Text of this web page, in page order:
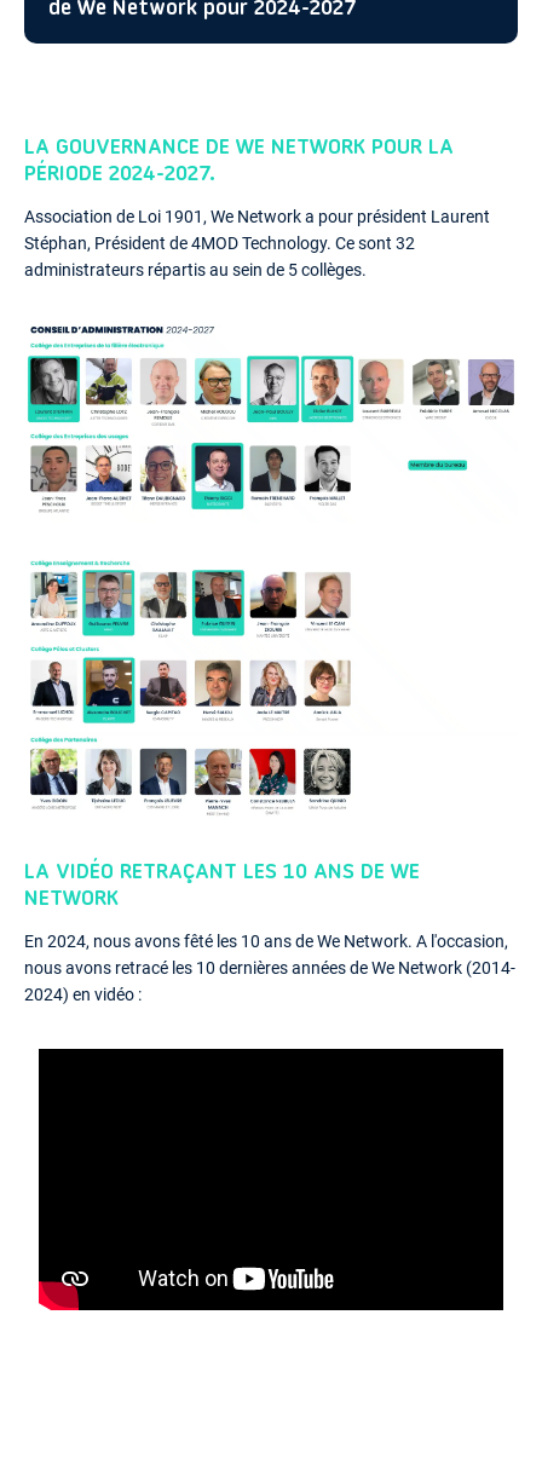
de We Network pour 2024-2027
LA GOUVERNANCE DE WE NETWORK POUR LA
PÉRIODE 2024-2027.
Association de Loi 1901, We Network a pour président Laurent
Stéphan, Président de 4MOD Technology. Ce sont 32
administrateurs répartis au sein de 5 collèges.
LA VIDÉO RETRAÇANT LES 10 ANS DE WE
NETWORK
En 2024, nous avons fêté les 10 ans de We Network. A l'occasion,
nous avons retracé les 10 dernières années de We Network (2014-
2024) en vidéo :